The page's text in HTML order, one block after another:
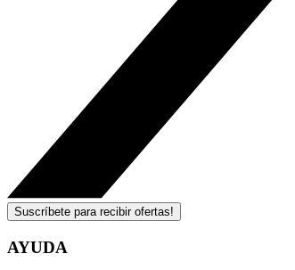
Suscríbete para recibir ofertas!
AYUDA